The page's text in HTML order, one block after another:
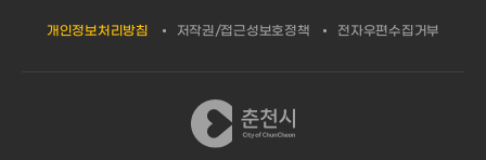
개인정보처리방침 저작권/접근성보호정책 전자우편수집거부